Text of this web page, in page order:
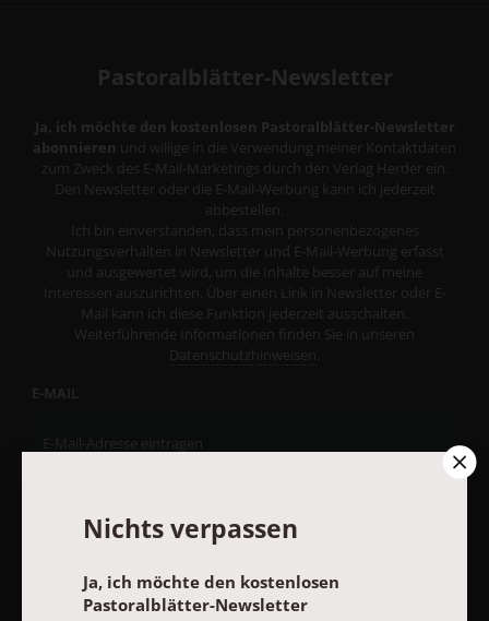
Pastoralblätter-Newsletter
Ja, ich möchte den kostenlosen Pastoralblätter-Newsletter
abonnieren und willige in die Verwendung meiner Kontaktdaten
zum Zweck des E-Mail-Marketings durch den Verlag Herder ein.
Den Newsletter oder die E-Mail-Werbung kann ich jederzeit
abbestellen.
Ich bin einverstanden, dass mein personenbezogenes
Nutzungsverhalten in Newsletter und E-Mail-Werbung erfasst
und ausgewertet wird, um die Inhalte besser auf meine
Interessen auszurichten. Über einen Link in Newsletter oder E-
Mail kann ich diese Funktion jederzeit ausschalten.
Weiterführende Informationen finden Sie in unseren
Datenschutzhinweisen
E-MAIL
Nichts verpassen
Ja, ich möchte den kostenlosen
Pastoralblätter-Newsletter